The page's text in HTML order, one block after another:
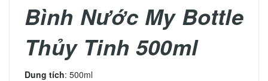
Bình Nước My Bottle
Thủy Tinh 500ml
Dung tích: 500ml